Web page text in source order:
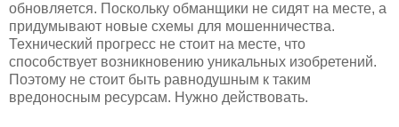
обновляется. Поскольку обманщики не сидят на месте, а
придумывают новые схемы для мошенничества.
Технический прогресс не стоит на месте, что
способствует возникновению уникальных изобретений.
Поэтому не стоит быть равнодушным к таким
вредоносным ресурсам. Нужно действовать.